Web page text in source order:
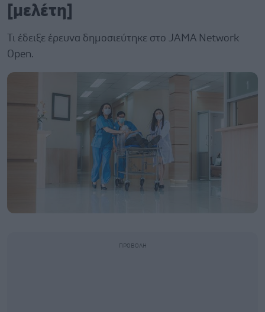
[μελέτη]
Τι έδειξε έρευνα δημοσιεύτηκε στο JAMA Network
Open.